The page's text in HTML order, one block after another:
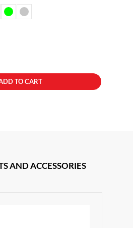
TO CART
AND ACCESSORIES